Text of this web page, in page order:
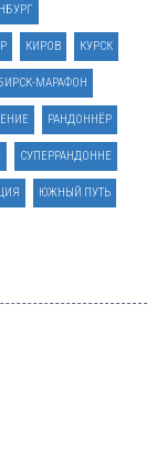
КИРОВ КУРСК
МАРАФОН
РАНДОННЁР
СУПЕРРАНДОННЕ
ЮЖНЫЙ ПУТЬ